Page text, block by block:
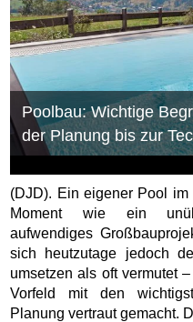
Poolbau: Wichtige
der Planung bis zur
(DJD). Ein eigener Pool
Moment wie ein
aufwendiges
sich heutzutage jedoch
umsetzen als oft vermutet
Vorfeld mit den
Planung vertraut gemacht.